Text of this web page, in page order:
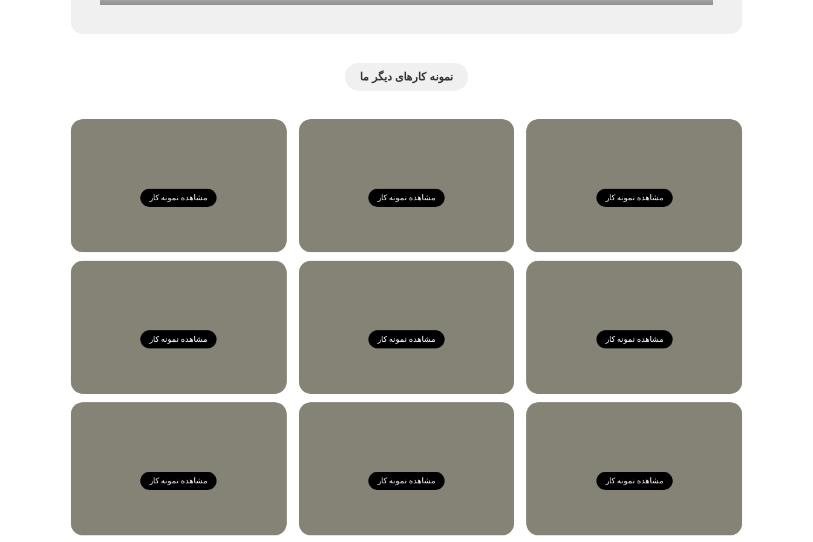
نمونه کارهای دیگر ما
مشاهده نمونه کار مشاهده نمونه کار مشاهده نمونه کار
مشاهده نمونه کار مشاهده نمونه کار مشاهده نمونه کار
مشاهده نمونه کار مشاهده نمونه کار مشاهده نمونه کار